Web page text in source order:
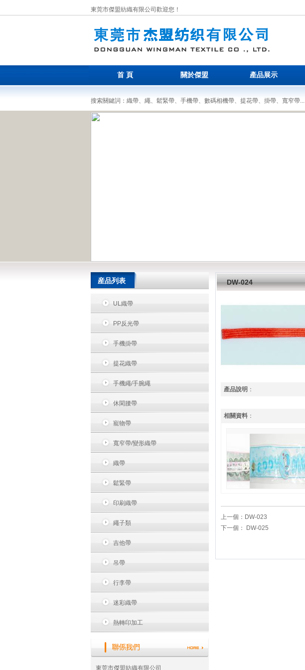
東莞市傑盟紡織有限公司歡迎您！
首 頁 關於傑盟 產品展示
搜索關鍵詞：織帶、繩、鬆緊帶、手機帶、數碼相機帶、提花帶、掛帶、寬窄帶...
産品列表
UL織帶
PP反光帶
手機掛帶
提花織帶
手機繩/手腕繩
休閑腰帶
寵物帶
寬窄帶/變形織帶
織帶
鬆緊帶
印刷織帶
繩子類
吉他帶
吊帶
行李帶
迷彩織帶
熱轉印加工
東莞市傑盟紡織有限公司
DW-024
產品說明 ：
相關資料 ：
上一個： DW-023
下一個：
DW-025